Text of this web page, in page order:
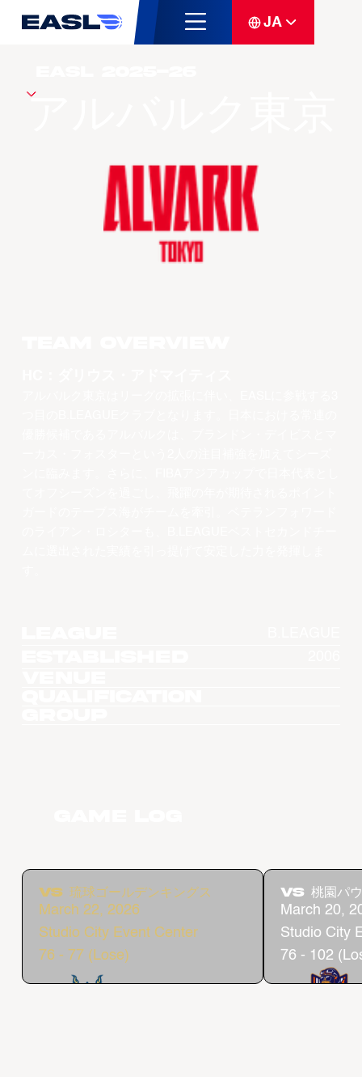
JA
vs 琉球ゴールデンキングス
March 22, 2026
Studio City Event Center
76 - 77 (Lose)
vs 桃園パウ
March 20,
Studio City
76 - 102